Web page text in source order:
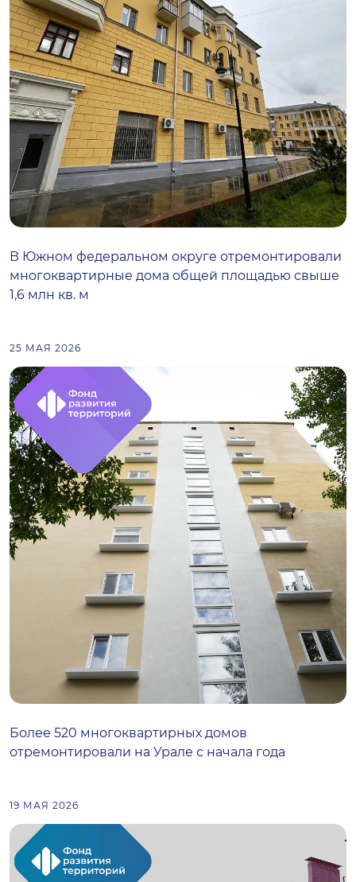
В Южном федеральном округе отремонтировали
многоквартирные дома общей площадью свыше
1,6 млн кв. м
25 МАЯ 2026
Более 520 многоквартирных домов
отремонтировали на Урале с начала года
19 МАЯ 2026